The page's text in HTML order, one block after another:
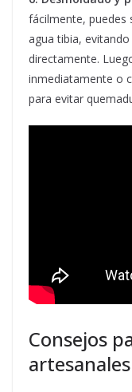
fácilmente, puedes
agua tibia,
directamente.
inmediatamente o
para evitar
Consejos